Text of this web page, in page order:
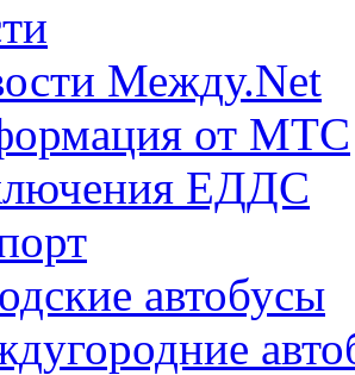
Между.Net
от МТС
ЕДДС
автобусы